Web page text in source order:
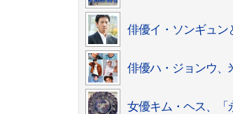
俳優イ・ソンギュン
俳優ハ・ジョンウ、
女優キム・ヘス、